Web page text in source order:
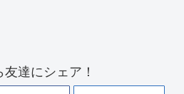
達にシェア！